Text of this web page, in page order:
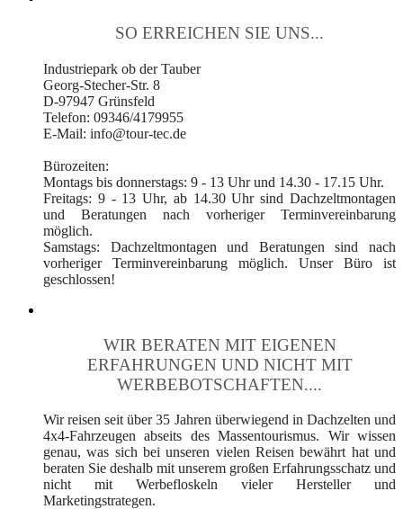
SO ERREICHEN SIE UNS...
Industriepark ob der Tauber
Georg-Stecher-Str. 8
D-97947 Grünsfeld
Telefon: 09346/4179955
E-Mail: info@tour-tec.de
Bürozeiten:
Montags bis donnerstags: 9 - 13 Uhr und 14.30 - 17.15 Uhr.
Freitags: 9 - 13 Uhr, ab 14.30 Uhr sind Dachzeltmontagen
und Beratungen nach vorheriger Terminvereinbarung
möglich.
Samstags: Dachzeltmontagen und Beratungen sind nach
vorheriger Terminvereinbarung möglich. Unser Büro ist
geschlossen!
WIR BERATEN MIT EIGENEN
ERFAHRUNGEN UND NICHT MIT
WERBEBOTSCHAFTEN....
Wir reisen seit über 35 Jahren überwiegend in Dachzelten und
4x4-Fahrzeugen abseits des Massentourismus. Wir wissen
genau, was sich bei unseren vielen Reisen bewährt hat und
beraten Sie deshalb mit unserem großen Erfahrungsschatz und
nicht mit Werbefloskeln vieler Hersteller und
Marketingstrategen.